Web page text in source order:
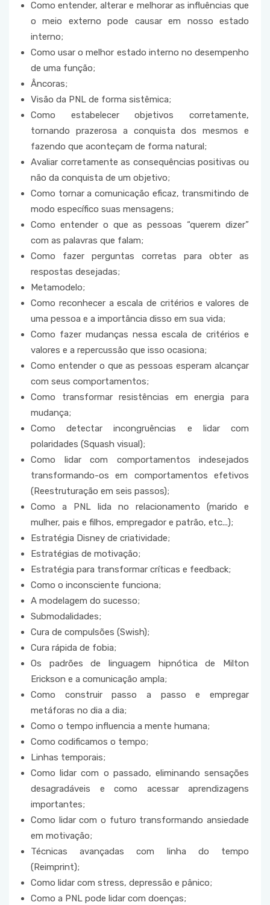
Como entender, alterar e melhorar as influências que
o meio externo pode causar em nosso estado
interno;
Como usar o melhor estado interno no desempenho
de uma função;
Âncoras;
Visão da PNL de forma sistêmica;
Como estabelecer objetivos corretamente,
tornando prazerosa a conquista dos mesmos e
fazendo que aconteçam de forma natural;
Avaliar corretamente as consequências positivas ou
não da conquista de um objetivo;
Como tornar a comunicação eficaz, transmitindo de
modo específico suas mensagens;
Como entender o que as pessoas “querem dizer”
com as palavras que falam;
Como fazer perguntas corretas para obter as
respostas desejadas;
Metamodelo;
Como reconhecer a escala de critérios e valores de
uma pessoa e a importância disso em sua vida;
Como fazer mudanças nessa escala de critérios e
valores e a repercussão que isso ocasiona;
Como entender o que as pessoas esperam alcançar
com seus comportamentos;
Como transformar resistências em energia para
mudança;
Como detectar incongruências e lidar com
polaridades (Squash visual);
Como lidar com comportamentos indesejados
transformando-os em comportamentos efetivos
(Reestruturação em seis passos);
Como a PNL lida no relacionamento (marido e
mulher, pais e filhos, empregador e patrão, etc...);
Estratégia Disney de criatividade;
Estratégias de motivação;
Estratégia para transformar críticas e feedback;
Como o inconsciente funciona;
A modelagem do sucesso;
Submodalidades;
Cura de compulsões (Swish);
Cura rápida de fobia;
Os padrões de linguagem hipnótica de Milton
Erickson e a comunicação ampla;
Como construir passo a passo e empregar
metáforas no dia a dia;
Como o tempo influencia a mente humana;
Como codificamos o tempo;
Linhas temporais;
Como lidar com o passado, eliminando sensações
desagradáveis e como acessar aprendizagens
importantes;
Como lidar com o futuro transformando ansiedade
em motivação;
Técnicas avançadas com linha do tempo
(Reimprint);
Como lidar com stress, depressão e pânico;
Como a PNL pode lidar com doenças;